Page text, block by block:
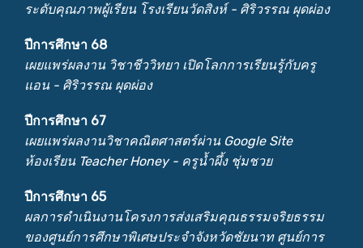
ระดับคุณภาพผู้เรียน โรงเรียนวัดสิงห์ - ศิริวรรณ ผุดผ่อง
ปีการศึกษา 68
เผยแพร่ผลงาน วิชาชีววิทยา เปิดโลกการเรียนรู้กับครู
แอน - ศิริวรรณ ผุดผ่อง
ปีการศึกษา 67
เผยแพร่ผลงานวิชาคณิตศาสตร์ผ่าน Google Site
ห้องเรียน Teacher Honey - ครูน้ำผึ้ง ชุ่มชวย
ปีการศึกษา 65
ผลการดำเนินงานโครงการส่งเสริมคุณธรรมจริยธรรม
ของศูนย์การศึกษาพิเศษประจำจังหวัดชัยนาท ศูนย์การ